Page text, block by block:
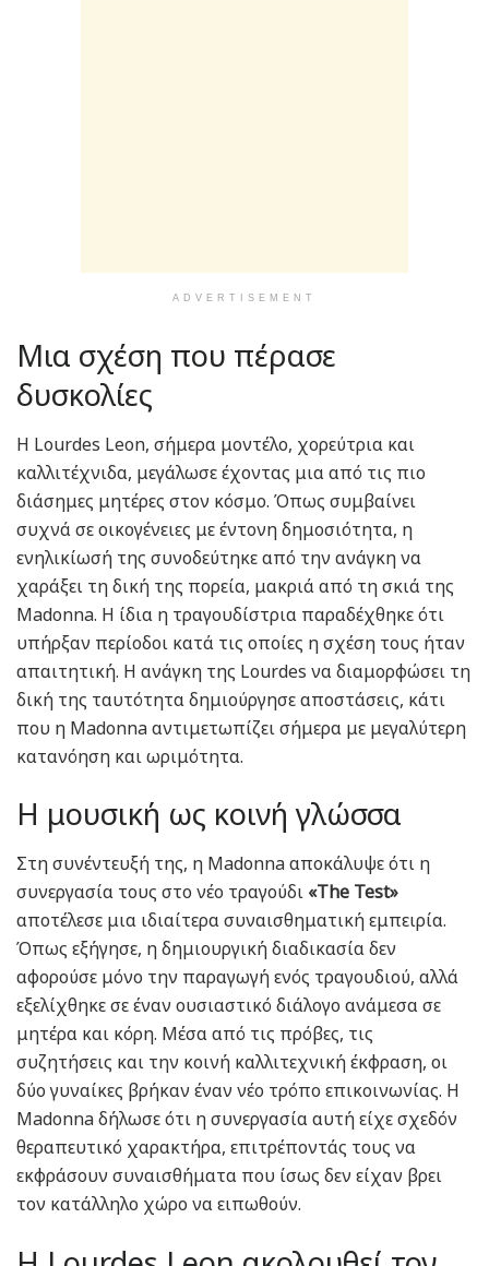
ADVERTISEMENT
Μια σχέση που πέρασε
δυσκολίες
Η Lourdes Leon, σήμερα μοντέλο, χορεύτρια και
καλλιτέχνιδα, μεγάλωσε έχοντας μια από τις πιο
διάσημες μητέρες στον κόσμο. Όπως συμβαίνει
συχνά σε οικογένειες με έντονη δημοσιότητα, η
ενηλικίωσή της συνοδεύτηκε από την ανάγκη να
χαράξει τη δική της πορεία, μακριά από τη σκιά της
Madonna. Η ίδια η τραγουδίστρια παραδέχθηκε ότι
υπήρξαν περίοδοι κατά τις οποίες η σχέση τους ήταν
απαιτητική. Η ανάγκη της Lourdes να διαμορφώσει τη
δική της ταυτότητα δημιούργησε αποστάσεις, κάτι
που η Madonna αντιμετωπίζει σήμερα με μεγαλύτερη
κατανόηση και ωριμότητα.
Η μουσική ως κοινή γλώσσα
Στη συνέντευξή της, η Madonna αποκάλυψε ότι η
συνεργασία τους στο νέο τραγούδι «The Test»
αποτέλεσε μια ιδιαίτερα συναισθηματική εμπειρία.
Όπως εξήγησε, η δημιουργική διαδικασία δεν
αφορούσε μόνο την παραγωγή ενός τραγουδιού, αλλά
εξελίχθηκε σε έναν ουσιαστικό διάλογο ανάμεσα σε
μητέρα και κόρη. Μέσα από τις πρόβες, τις
συζητήσεις και την κοινή καλλιτεχνική έκφραση, οι
δύο γυναίκες βρήκαν έναν νέο τρόπο επικοινωνίας. Η
Madonna δήλωσε ότι η συνεργασία αυτή είχε σχεδόν
θεραπευτικό χαρακτήρα, επιτρέποντάς τους να
εκφράσουν συναισθήματα που ίσως δεν είχαν βρει
τον κατάλληλο χώρο να ειπωθούν.